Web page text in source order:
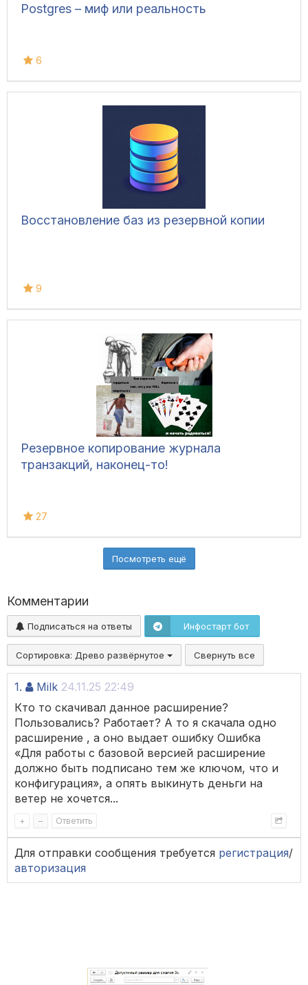
Postgres – миф или реальность
6
Восстановление баз из резервной копии
9
Резервное копирование журнала
транзакций, наконец-то!
27
Посмотреть ещё
Комментарии
Подписаться на ответы Инфостарт бот
Сортировка: Древо развёрнутое Свернуть все
1. Milk 24.11.25 22:49
Кто то скачивал данное расширение?
Пользовались? Работает? А то я скачала одно
расширение , а оно выдает ошибку Ошибка
«Для работы с базовой версией расширение
должно быть подписано тем же ключом, что и
конфигурация», а опять выкинуть деньги на
ветер не хочется...
+ – Ответить
Для отправки сообщения требуется регистрация/
авторизация